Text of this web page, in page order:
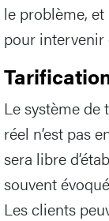
le problème,
pour intervenir
Le système
réel n’est pas
sera libre
souvent
Les clients